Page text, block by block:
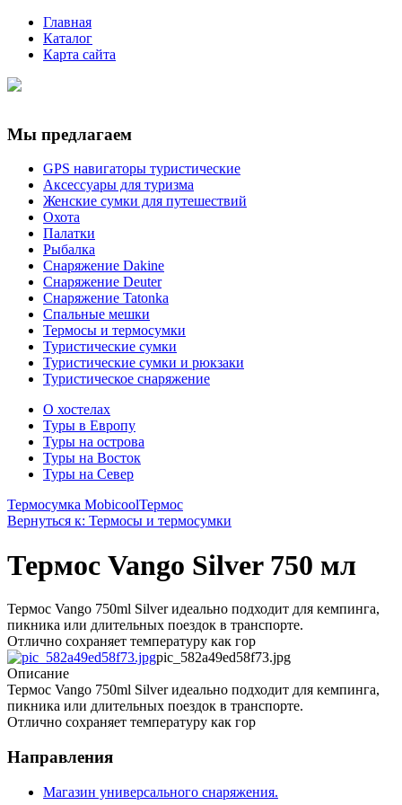
Главная
Каталог
Карта сайта
Мы предлагаем
GPS навигаторы туристические
Аксессуары для туризма
Женские сумки для путешествий
Охота
Палатки
Рыбалка
Снаряжение Dakine
Снаряжение Deuter
Снаряжение Tatonka
Спальные мешки
Термосы и термосумки
Туристические сумки
Туристические сумки и рюкзаки
Туристическое снаряжение
О хостелах
Туры в Европу
Туры на острова
Туры на Восток
Туры на Север
Термосумка MobicoolТермос
Вернуться к: Термосы и термосумки
Термос Vango Silver 750 мл
Термос Vango 750ml Silver идеально подходит для кемпинга,
пикника или длительных поездок в транспорте.
Отлично сохраняет температуру как гор
pic_582a49ed58f73.jpg
Описание
Термос Vango 750ml Silver идеально подходит для кемпинга,
пикника или длительных поездок в транспорте.
Отлично сохраняет температуру как гор
Направления
Магазин универсального снаряжения.